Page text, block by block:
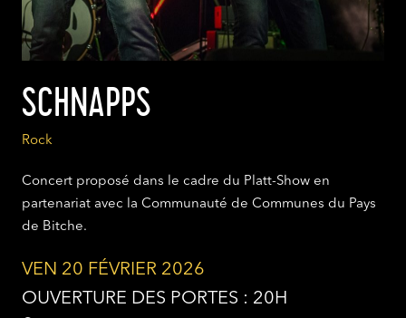
SCHNAPPS
Rock
Concert proposé dans le cadre du Platt-Show en
partenariat avec la Communauté de Communes du Pays
de Bitche.
VEN 20 FÉVRIER 2026
OUVERTURE DES PORTES : 20H